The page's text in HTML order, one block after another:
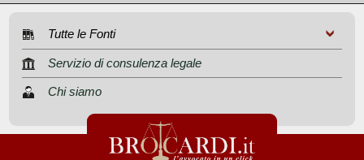
Tutte le Fonti
Servizio di consulenza legale
Chi siamo